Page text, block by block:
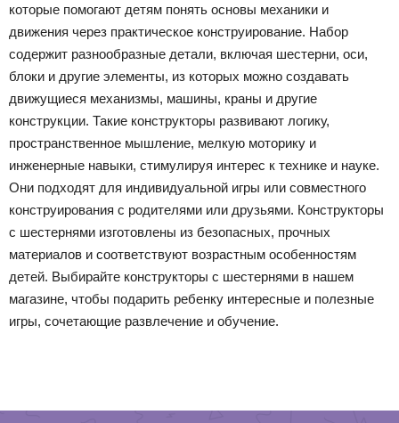
которые помогают детям понять основы механики и
движения через практическое конструирование. Набор
содержит разнообразные детали, включая шестерни, оси,
блоки и другие элементы, из которых можно создавать
движущиеся механизмы, машины, краны и другие
конструкции. Такие конструкторы развивают логику,
пространственное мышление, мелкую моторику и
инженерные навыки, стимулируя интерес к технике и науке.
Они подходят для индивидуальной игры или совместного
конструирования с родителями или друзьями. Конструкторы
с шестернями изготовлены из безопасных, прочных
материалов и соответствуют возрастным особенностям
детей. Выбирайте конструкторы с шестернями в нашем
магазине, чтобы подарить ребенку интересные и полезные
игры, сочетающие развлечение и обучение.